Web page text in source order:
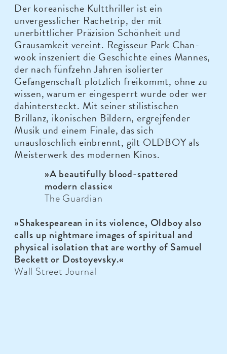
Der koreanische Kultthriller ist ein
unvergesslicher Rachetrip, der mit
unerbittlicher Präzision Schönheit und
Grausamkeit vereint. Regisseur Park Chan-
wook inszeniert die Geschichte eines Mannes,
der nach fünfzehn Jahren isolierter
Gefangenschaft plötzlich freikommt, ohne zu
wissen, warum er eingesperrt wurde oder wer
dahintersteckt. Mit seiner stilistischen
Brillanz, ikonischen Bildern, ergrejfender
Musik und einem Finale, das sich
unauslöschlich einbrennt, gilt OLDBOY als
Meisterwerk des modernen Kinos.
»A beautifully blood-spattered
modern classic«
The Guardian
»Shakespearean in its violence, Oldboy also
calls up nightmare images of spiritual and
physical isolation that are worthy of Samuel
Beckett or Dostoyevsky.«
Wall Street Journal